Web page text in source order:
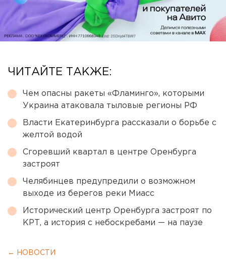
ЧИТАЙТЕ ТАКЖЕ:
Чем опасны ракеты «Фламинго», которыми
Украина атаковала тыловые регионы РФ
Власти Екатеринбурга рассказали о борьбе с
желтой водой
Сгоревший квартал в центре Оренбурга
застроят
Челябинцев предупредили о возможном
выходе из берегов реки Миасс
Исторический центр Оренбурга застроят по
КРТ, а история с небоскребами — на паузе
← НОВОСТИ